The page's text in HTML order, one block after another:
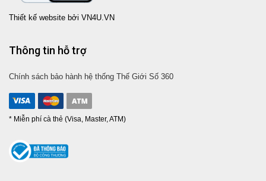
Thiết kế website bởi VN4U.VN
Thông tin hỗ trợ
Chính sách bảo hành hệ thống Thế Giới Số 360
* Miễn phí cà thẻ (Visa, Master, ATM)